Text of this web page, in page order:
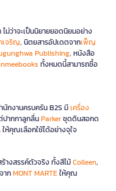
ม่ว่าจะเป็นนิยายยอดนิยมอย่าง
จริญ, นิตยสารอัปเดตจากเพ็ญ
Publishing, หนังสือ
ทั้งหมดนี้สามารถซื้อ
กงานครบครัน B2S มีเครื่อง
ปากกาลูกลื่นParkerชุดดินสอกด
ให้คุณเลือกใช้ได้อย่างจุใจ
างสรรค์ตัวจริง ทั้งสีไม้Colleen,
ากMONT MARTEให้คุณ